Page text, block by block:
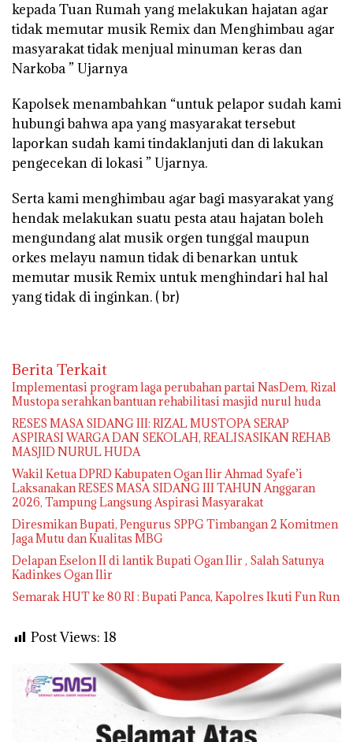
kepada Tuan Rumah yang melakukan hajatan agar
tidak memutar musik Remix dan Menghimbau agar
masyarakat tidak menjual minuman keras dan
Narkoba ” Ujarnya
Kapolsek menambahkan “untuk pelapor sudah kami
hubungi bahwa apa yang masyarakat tersebut
laporkan sudah kami tindaklanjuti dan di lakukan
pengecekan di lokasi ” Ujarnya.
Serta kami menghimbau agar bagi masyarakat yang
hendak melakukan suatu pesta atau hajatan boleh
mengundang alat musik orgen tunggal maupun
orkes melayu namun tidak di benarkan untuk
memutar musik Remix untuk menghindari hal hal
yang tidak di inginkan. ( br)
Berita Terkait
Implementasi program laga perubahan partai NasDem, Rizal
RESES MASA SIDANG III: RIZAL MUSTOPA SERAP
ASPIRASI WARGA DAN SEKOLAH, REALISASIKAN REHAB
MASJID NURUL HUDA
Wakil Ketua DPRD Kabupaten Ogan Ilir Ahmad Syafe’i
Laksanakan RESES MASA SIDANG III TAHUN Anggaran
2026, Tampung Langsung Aspirasi Masyarakat
Diresmikan Bupati, Pengurus SPPG Timbangan 2 Komitmen
Jaga Mutu dan Kualitas MBG
Delapan Eselon II di lantik Bupati Ogan Ilir , Salah Satunya
Kadinkes Ogan Ilir
Semarak HUT ke 80 RI : Bupati Panca, Kapolres Ikuti Fun Run
Post Views: 18